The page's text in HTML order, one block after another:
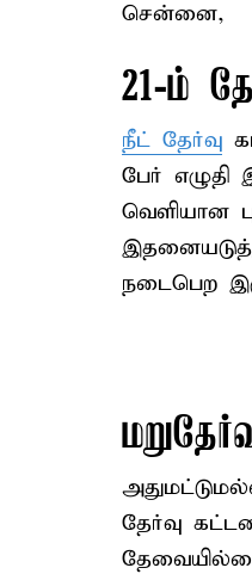
சென்னை,
21-ம்
நீட் தேர்வு
பேர் எழுதி
வெளியான
நடைபெற
தேர்வு